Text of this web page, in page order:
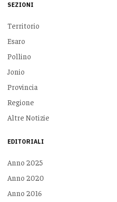
SEZIONI
Territorio
Esaro
Pollino
Jonio
Provincia
Regione
Altre Notizie
EDITORIALI
Anno 2025
Anno 2020
Anno 2016